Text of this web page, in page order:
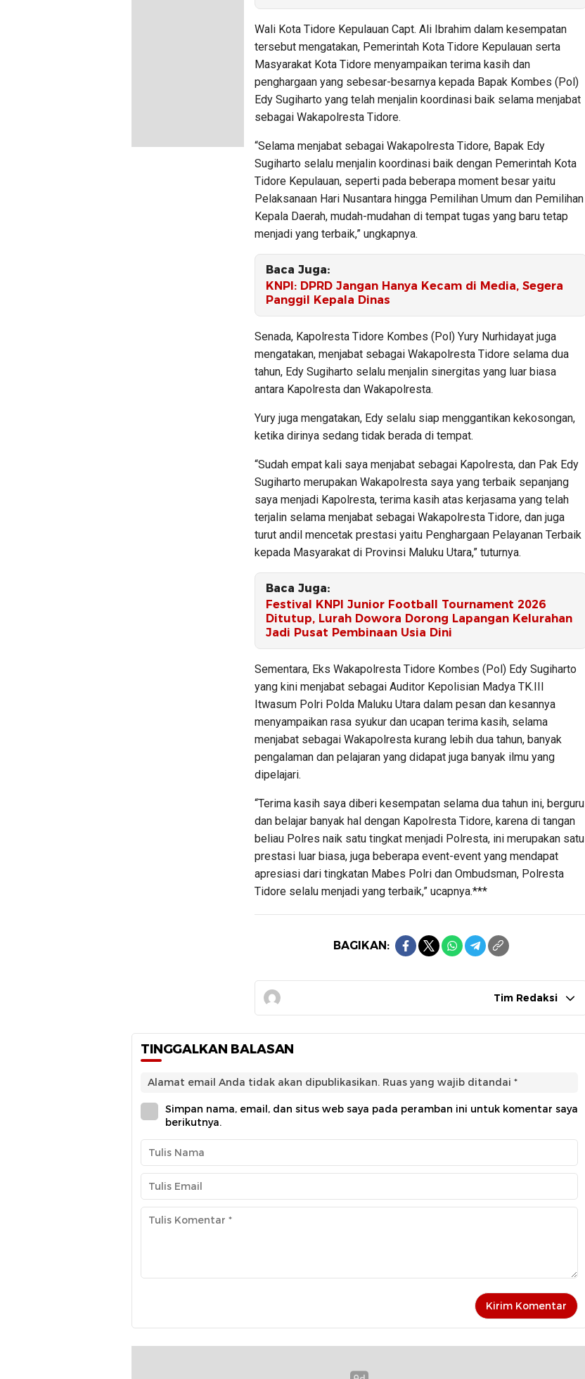
Wali Kota Tidore Kepulauan Capt. Ali Ibrahim dalam kesempatan
tersebut mengatakan, Pemerintah Kota Tidore Kepulauan serta
Masyarakat Kota Tidore menyampaikan terima kasih dan
penghargaan yang sebesar-besarnya kepada Bapak Kombes (Pol)
Edy Sugiharto yang telah menjalin koordinasi baik selama menjabat
sebagai Wakapolresta Tidore.
“Selama menjabat sebagai Wakapolresta Tidore, Bapak Edy
Sugiharto selalu menjalin koordinasi baik dengan Pemerintah Kota
Tidore Kepulauan, seperti pada beberapa moment besar yaitu
Pelaksanaan Hari Nusantara hingga Pemilihan Umum dan Pemilihan
Kepala Daerah, mudah-mudahan di tempat tugas yang baru tetap
menjadi yang terbaik,” ungkapnya.
Baca Juga:
KNPI: DPRD Jangan Hanya Kecam di Media, Segera
Panggil Kepala Dinas
Senada, Kapolresta Tidore Kombes (Pol) Yury Nurhidayat juga
mengatakan, menjabat sebagai Wakapolresta Tidore selama dua
tahun, Edy Sugiharto selalu menjalin sinergitas yang luar biasa
antara Kapolresta dan Wakapolresta.
Yury juga mengatakan, Edy selalu siap menggantikan kekosongan,
ketika dirinya sedang tidak berada di tempat.
“Sudah empat kali saya menjabat sebagai Kapolresta, dan Pak Edy
Sugiharto merupakan Wakapolresta saya yang terbaik sepanjang
saya menjadi Kapolresta, terima kasih atas kerjasama yang telah
terjalin selama menjabat sebagai Wakapolresta Tidore, dan juga
turut andil mencetak prestasi yaitu Penghargaan Pelayanan Terbaik
kepada Masyarakat di Provinsi Maluku Utara,” tuturnya.
Baca Juga:
Festival KNPI Junior Football Tournament 2026
Ditutup, Lurah Dowora Dorong Lapangan Kelurahan
Jadi Pusat Pembinaan Usia Dini
Sementara, Eks Wakapolresta Tidore Kombes (Pol) Edy Sugiharto
yang kini menjabat sebagai Auditor Kepolisian Madya TK.III
Itwasum Polri Polda Maluku Utara dalam pesan dan kesannya
menyampaikan rasa syukur dan ucapan terima kasih, selama
menjabat sebagai Wakapolresta kurang lebih dua tahun, banyak
pengalaman dan pelajaran yang didapat juga banyak ilmu yang
dipelajari.
“Terima kasih saya diberi kesempatan selama dua tahun ini, berguru
dan belajar banyak hal dengan Kapolresta Tidore, karena di tangan
beliau Polres naik satu tingkat menjadi Polresta, ini merupakan satu
prestasi luar biasa, juga beberapa event-event yang mendapat
apresiasi dari tingkatan Mabes Polri dan Ombudsman, Polresta
Tidore selalu menjadi yang terbaik,” ucapnya.***
BAGIKAN:
Tim Redaksi
TINGGALKAN BALASAN
Alamat email Anda tidak akan dipublikasikan. Ruas yang wajib ditandai *
Simpan nama, email, dan situs web saya pada peramban ini untuk komentar saya
berikutnya.